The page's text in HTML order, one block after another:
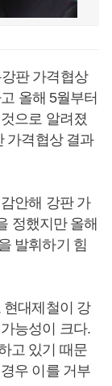
판 가격협상
올해 5월부터
으로 알려졌
가격협상 결과
안해 강판 가
정했지만 올해
발휘하기 힘
현대제철이 강
능성이 크다.
고 있기 때문
우 이를 거부